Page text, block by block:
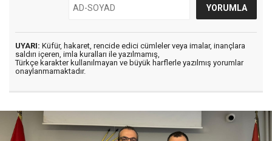
UYARI: Küfür, hakaret, rencide edici cümleler veya imalar, inançlara
saldırı içeren, imla kuralları ile yazılmamış,
Türkçe karakter kullanılmayan ve büyük harflerle yazılmış yorumlar
onaylanmamaktadır.